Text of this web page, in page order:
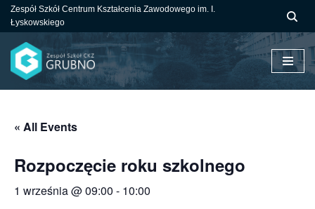
do
treści
Zespół Szkół Centrum Kształcenia Zawodowego im. I.
Łyskowskiego
« All Events
Rozpoczęcie roku szkolnego
1 września @ 09:00 - 10:00